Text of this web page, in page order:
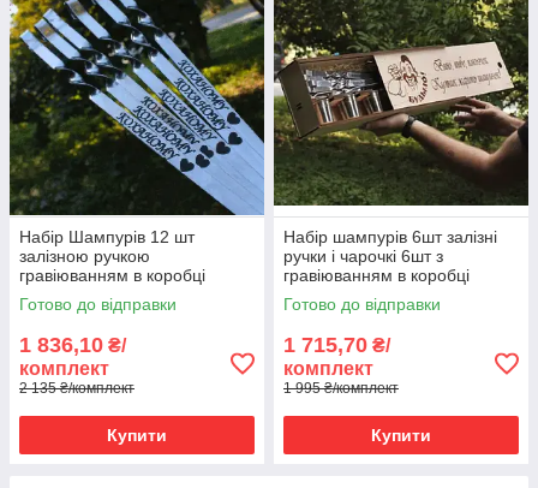
Набір Шампурів 12 шт
залізною ручкою
гравіюванням в коробці
Готово до відправки
1 836,10 ₴/
комплект
2 135 ₴/комплект
Купити
Набір шампурів 6шт залізні
ручки і чарочкі 6шт з
гравіюванням в коробці
Готово до відправки
1 715,70 ₴/
комплект
1 995 ₴/комплект
Купити